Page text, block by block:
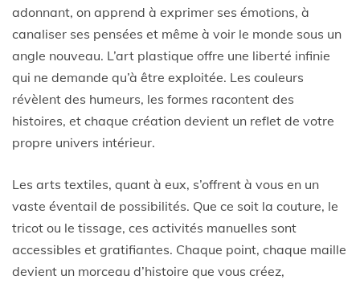
adonnant, on apprend à exprimer ses émotions, à
canaliser ses pensées et même à voir le monde sous un
angle nouveau. L’art plastique offre une liberté infinie
qui ne demande qu’à être exploitée. Les couleurs
révèlent des humeurs, les formes racontent des
histoires, et chaque création devient un reflet de votre
propre univers intérieur.
Les arts textiles, quant à eux, s’offrent à vous en un
vaste éventail de possibilités. Que ce soit la couture, le
tricot ou le tissage, ces activités manuelles sont
accessibles et gratifiantes. Chaque point, chaque maille
devient un morceau d’histoire que vous créez,